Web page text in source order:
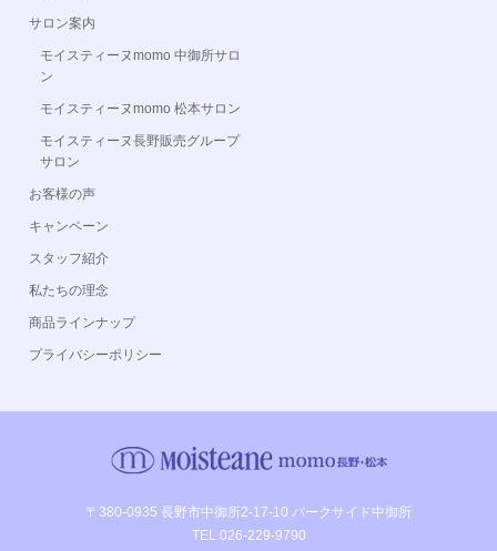
サロン案内
モイスティーヌmomo 中御所サロ
ン
モイスティーヌmomo 松本サロン
モイスティーヌ長野販売グループ
サロン
お客様の声
キャンペーン
スタッフ紹介
私たちの理念
商品ラインナップ
プライバシーポリシー
〒380-0935 長野市中御所2-17-10 パークサイド中御所
TEL 026-229-9790